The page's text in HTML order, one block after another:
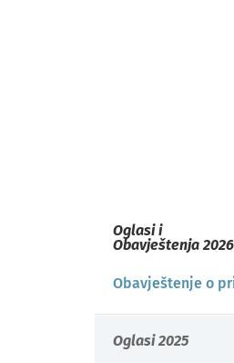
Oglasi i
Obavještenja 2026
Obavještenje o
Oglasi 2025